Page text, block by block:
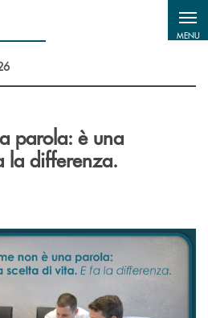
MENU
parola: è una
la differenza.